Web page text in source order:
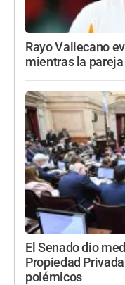
Rayo Vallecano
mientras la
El Senado dio
Propiedad
polémicos